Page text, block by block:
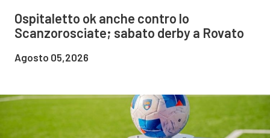
Ospitaletto ok anche contro lo
Scanzorosciate; sabato derby a Rovato
Agosto 05,2026